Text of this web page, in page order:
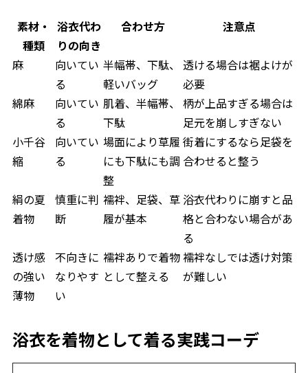
素材・
種類
浴衣代わ
りの向き
合わせ方 注意点
麻
向いてい
る
半幅帯、下駄、
軽いバッグ
透ける場合は裾よけが
必要
綿麻
向いてい
る
肌着、半幅帯、
下駄
柄が上品すぎる場合は
足元を崩しすぎない
小千谷
縮
向いてい
る
場面により草履
にも下駄にも調
整
街着にするなら足袋を
合わせると整う
絹の夏
着物
慎重に判
断
襦袢、足袋、草
履が基本
浴衣代わりに崩すと品
格と合わない場合があ
る
透け感
の強い
薄物
不向きに
なりやす
い
襦袢ありで着物
として整える
襦袢なしでは透け対策
が難しい
浴衣を着物として着る実践コーデ